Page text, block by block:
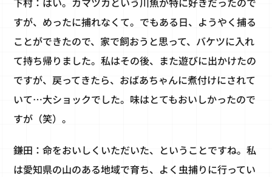
すが、めったに捕れなくて。でもある日、ようやく捕る
ことができたので、家で飼おうと思って、バケツに入れ
て持ち帰りました。私はその後、また遊びに出かけたの
ですが、戻ってきたら、おばあちゃんに煮付けにされて
いて…大ショックでした。味はとてもおいしかったので
すが（笑）。
鎌田：命をおいしくいただいた、ということですね。私
は愛知県の山のある地域で育ち、よく虫捕りに行ってい